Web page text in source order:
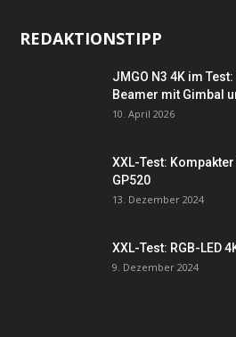
REDAKTIONSTIPP
JMGO N3 4K im
Beamer mit Gimbal
10. April 2026
XXL-Test:
GP520
13. Dezember 2024
XXL-Test: RGB-LED
9. Dezember 2024